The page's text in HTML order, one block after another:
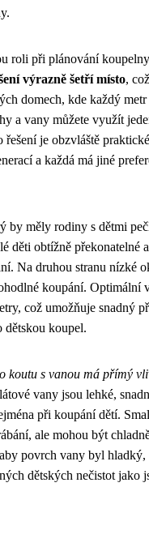
roli při plánování
výrazně šetří místo,
domech, kde každý
a vany můžete využít
řešení je obzvláště
a každá má jiné
by měly rodiny s dětmi
děti obtížně překonatelné
Na druhou stranu nízké
koupání. Optimální
což umožňuje snadný
dětskou koupel.
koutu s vanou má přímý
vany jsou lehké,
při koupání dětí.
ale mohou být
povrch vany byl hladký,
dětských nečistot jako